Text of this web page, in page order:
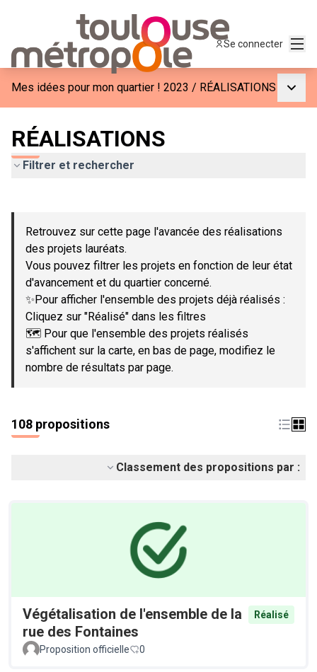
Se connecter
Mes idées pour mon quartier ! 2023 / RÉALISATIONS
RÉALISATIONS
Filtrer et rechercher
−
Retrouvez sur cette page l'avancée des réalisations
des projets lauréats.
Vous pouvez filtrer les projets en fonction de leur état
d'avancement et du quartier concerné.
✨Pour afficher l'ensemble des projets déjà réalisés :
Cliquez sur "Réalisé" dans les filtres
🗺️ Pour que l'ensemble des projets réalisés
s'affichent sur la carte, en bas de page, modifiez le
nombre de résultats par page.
108 propositions
Classement des propositions par :
Végétalisation de l'ensemble de la
rue des Fontaines
Réalisé
Proposition officielle 0